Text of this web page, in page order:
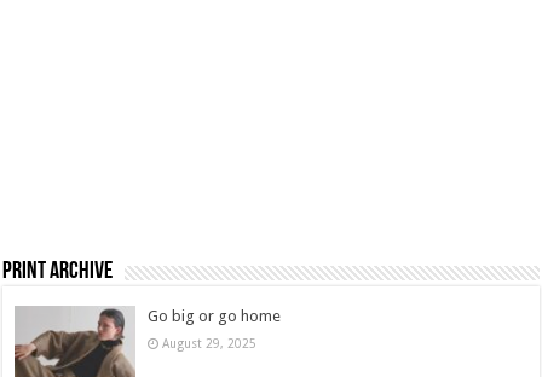
Print Archive
Go big or go home
August 29, 2025